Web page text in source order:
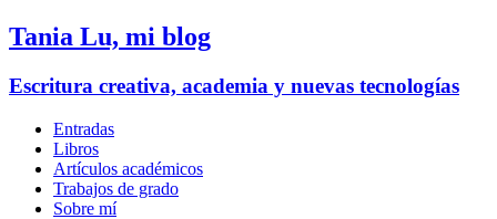
Tania Lu, mi blog
Escritura creativa, academia y nuevas tecnologías
Entradas
Libros
Artículos académicos
Trabajos de grado
Sobre mí